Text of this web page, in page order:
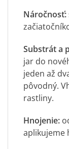
Náročnosť:
Substrát a
jar do
jeden až
pôvodný.
rastliny.
Hnojenie:
aplikujeme